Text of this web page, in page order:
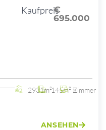
Kaufpreis
€
695.000
2931m²145m² 5 Zimmer
ANSEHEN